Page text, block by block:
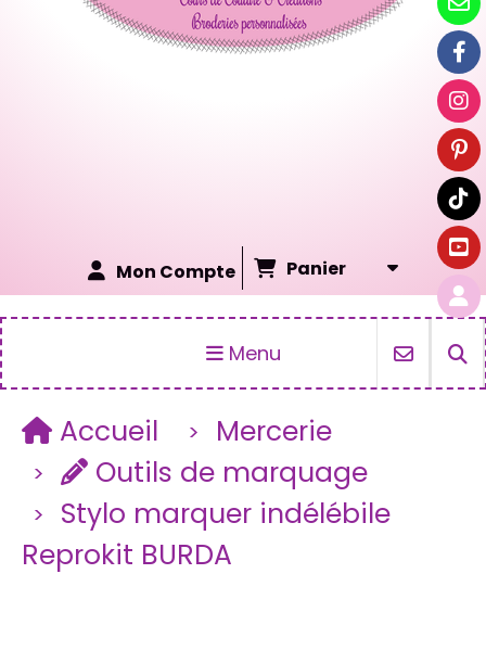
Mon Compte Panier
Menu
Accueil
Mercerie
Outils de marquage
Stylo marquer indélébile
Reprokit BURDA